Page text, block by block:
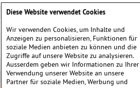
Diese Website verwendet Cookies
Wir verwenden Cookies, um Inhalte und
Anzeigen zu personalisieren, Funktionen für
soziale Medien anbieten zu können und die
Zugriffe auf unsere Website zu analysieren.
Ausserdem geben wir Informationen zu Ihrer
Verwendung unserer Website an unsere
Partner für soziale Medien, Werbung und